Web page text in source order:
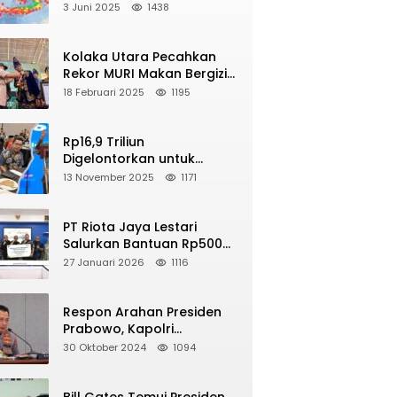
M 5,4 Guncang Buol, Warga Panik
Diri ke Gunung
2025, Berikut Wilayah Yang
3 Juni 2025 1438
Kolaka Utara Pecahkan
Rekor MURI Makan Bergizi
Gratis Dengan Peserta
18 Februari 2025 1195
Rp16,9 Triliun
Digelontorkan untuk
Revitalisasi 16 Ribu Sekolah
13 November 2025 1171
PT Riota Jaya Lestari
Salurkan Bantuan Rp500
Juta, Hadirkan Harapan
27 Januari 2026 1116
Respon Arahan Presiden
Prabowo, Kapolri
Perintahkan Jajarannya
30 Oktober 2024 1094